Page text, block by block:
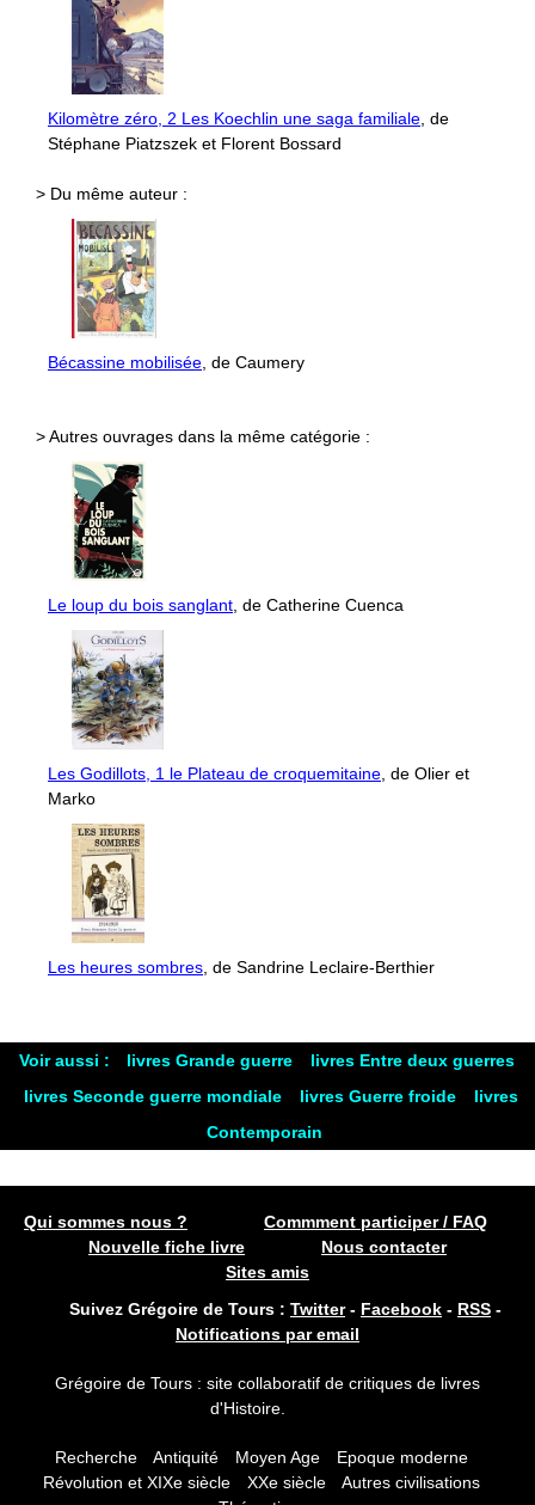
Kilomètre zéro, 2 Les Koechlin une saga familiale, de
Stéphane Piatzszek et Florent Bossard
> Du même auteur :
Bécassine mobilisée, de Caumery
> Autres ouvrages dans la même catégorie :
Le loup du bois sanglant, de Catherine Cuenca
Les Godillots, 1 le Plateau de croquemitaine, de Olier et
Marko
Les heures sombres, de Sandrine Leclaire-Berthier
Voir aussi : livres Grande guerre
livres Entre deux guerres
livres Seconde guerre mondiale
livres Guerre froide
livres
Contemporain
Qui sommes nous ?
Commment participer / FAQ
Nouvelle fiche livre
Nous contacter
Sites amis
Suivez Grégoire de Tours : Twitter- Facebook - RSS -
Notifications par email
Grégoire de Tours : site collaboratif de critiques de livres
d'Histoire.
Recherche Antiquité Moyen Age
Epoque moderne
Révolution et XIXe siècle
XXe siècle
Autres civilisations